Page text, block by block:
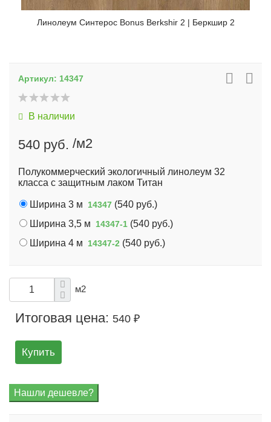
Линолеум Синтерос Bonus Berkshir 2 | Беркшир 2
Артикул: 14347
В наличии
540 руб. /м2
Полукоммерческий экологичный линолеум 32
класса с защитным лаком Титан
Ширина 3 м 14347 (540 руб.)
Ширина 3,5 м
14347-1 (540 руб.)
Ширина 4 м
14347-2 (540 руб.)
м2
Итоговая цена: 540 ₽
Купить